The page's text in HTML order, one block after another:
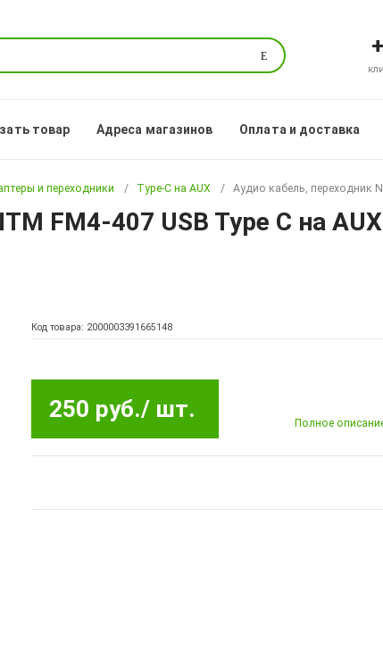
Поиск
товар Адреса магазинов Оплата и доставка
и переходники Type-C на AUX Аудио кабель, переходник
FM4-407 USB Type C на
Код товара: 2000003391665148
250 руб./ шт.
Полное